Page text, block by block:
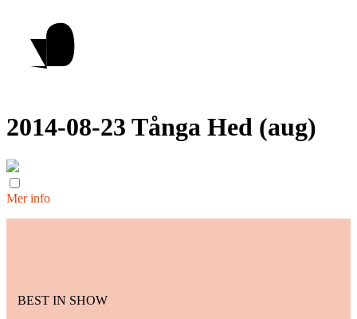
2014-08-23 Tånga Hed (aug)
Mer info
BEST IN SHOW